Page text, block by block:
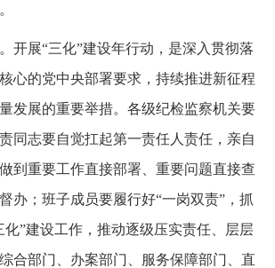
开展“三化”建设年行动，是深入贯彻落
心的党中央部署要求，持续推进新征程
发展的重要举措。各级纪检监察机关要
同志要自觉扛起第一责任人责任，亲自
到重要工作直接部署、重要问题直接查
办；班子成员要履行好“一岗双责”，抓
化”建设工作，推动逐级压实责任、层层
合部门、办案部门、服务保障部门、直